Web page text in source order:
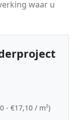
waar u
- €17,10 / m²)